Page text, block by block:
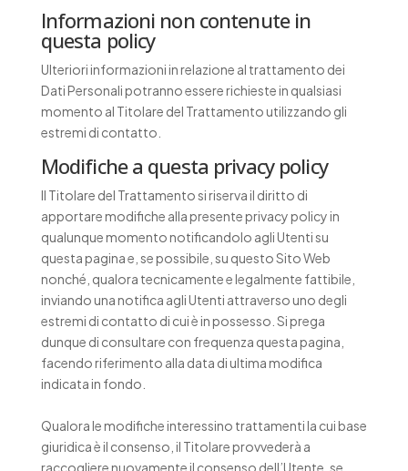
Informazioni non contenute in
questa policy
Ulteriori informazioni in relazione al trattamento dei
Dati Personali potranno essere richieste in qualsiasi
momento al Titolare del Trattamento utilizzando gli
estremi di contatto.
Modifiche a questa privacy policy
Il Titolare del Trattamento si riserva il diritto di
apportare modifiche alla presente privacy policy in
qualunque momento notificandolo agli Utenti su
questa pagina e, se possibile, su questo Sito Web
nonché, qualora tecnicamente e legalmente fattibile,
inviando una notifica agli Utenti attraverso uno degli
estremi di contatto di cui è in possesso. Si prega
dunque di consultare con frequenza questa pagina,
facendo riferimento alla data di ultima modifica
indicata in fondo.
Qualora le modifiche interessino trattamenti la cui base
giuridica è il consenso, il Titolare provvederà a
raccogliere nuovamente il consenso dell’Utente, se